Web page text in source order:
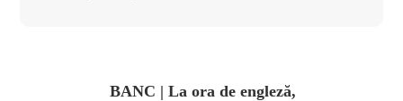
BANC | La ora de engleză,